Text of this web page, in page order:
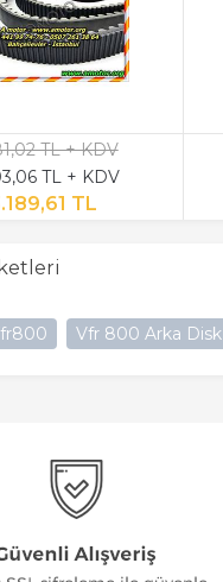
TL + KDV
TL + KDV
TL
Vfr 800 Arka Disk